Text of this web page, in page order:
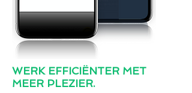
WERK EFFICIËNTER MET
MEER PLEZIER.